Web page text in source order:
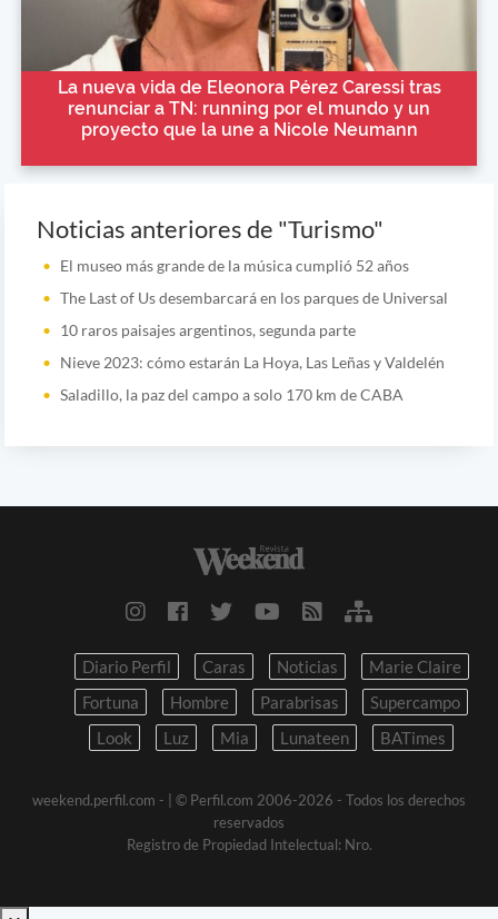
La nueva vida de Eleonora Pérez Caressi tras
renunciar a TN: running por el mundo y un
proyecto que la une a Nicole Neumann
Noticias anteriores de "Turismo"
El museo más grande de la música cumplió 52 años
The Last of Us desembarcará en los parques de Universal
10 raros paisajes argentinos, segunda parte
Nieve 2023: cómo estarán La Hoya, Las Leñas y Valdelén
Saladillo, la paz del campo a solo 170 km de CABA
Diario Perfil Caras Noticias
Marie Claire
Fortuna
Hombre Parabrisas
Supercampo
Look
Luz Mia Lunateen BATimes
weekend.perfil.com -
| © Perfil.com 2006-2026 - Todos los derechos
reservados
Registro de Propiedad Intelectual: Nro.